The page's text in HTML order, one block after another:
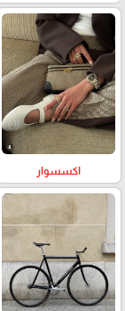
اكسسوار